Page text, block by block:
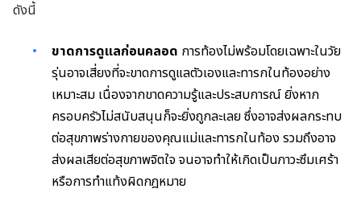
ดังนี้
ขาดการดูแลก่อนคลอด การท้องไม่พร้อมโดยเฉพาะในวัย
รุ่นอาจเสี่ยงที่จะขาดการดูแลตัวเองและทารกในท้องอย่าง
เหมาะสม เนื่องจากขาดความรู้และประสบการณ์ ยิ่งหาก
ครอบครัวไม่สนับสนุนก็จะยิ่งถูกละเลย ซึ่งอาจส่งผลกระทบ
ต่อสุขภาพร่างกายของคุณแม่และทารกในท้อง รวมถึงอาจ
ส่งผลเสียต่อสุขภาพจิตใจ จนอาจทำให้เกิดเป็นภาวะซึมเศร้า
หรือการทำแท้งผิดกฎหมาย